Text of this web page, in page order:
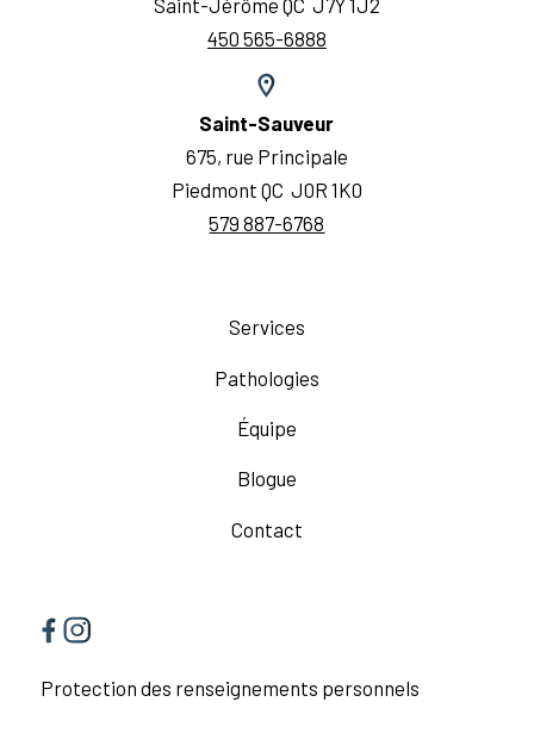
Saint-Jérôme QC J7Y 1J2
450 565-6888
Saint-Sauveur
675, rue Principale
Piedmont QC J0R 1K0
579 887-6768
Services
Pathologies
Équipe
Blogue
Contact
Protection des renseignements personnels